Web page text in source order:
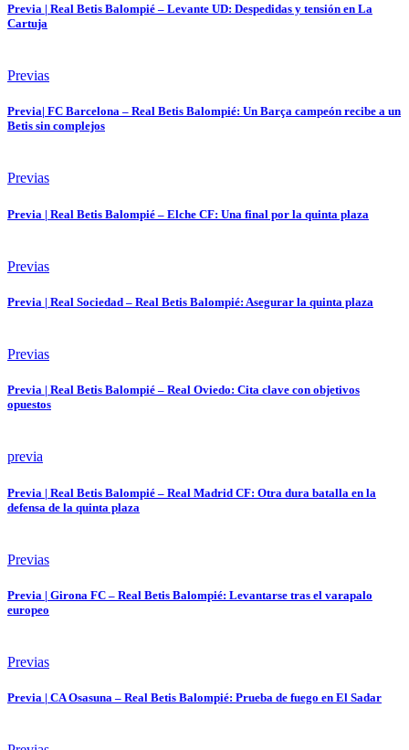
Previa | Real Betis Balompié – Levante UD: Despedidas y tensión en La
Cartuja
Previas
Previa| FC Barcelona – Real Betis Balompié: Un Barça campeón recibe a un
Betis sin complejos
Previas
Previa | Real Betis Balompié – Elche CF: Una final por la quinta plaza
Previas
Previa | Real Sociedad – Real Betis Balompié: Asegurar la quinta plaza
Previas
Previa | Real Betis Balompié – Real Oviedo: Cita clave con objetivos
opuestos
previa
Previa | Real Betis Balompié – Real Madrid CF: Otra dura batalla en la
defensa de la quinta plaza
Previas
Previa | Girona FC – Real Betis Balompié: Levantarse tras el varapalo
europeo
Previas
Previa | CA Osasuna – Real Betis Balompié: Prueba de fuego en El Sadar